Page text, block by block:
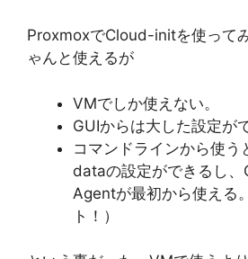
ProxmoxでCloud-initを使って
ゃんと使えるが
VMでしか使えない。
GUIからは大した設定が
コマンドラインから使
dataの設定ができるし
Agentが最初から使える
ト！）